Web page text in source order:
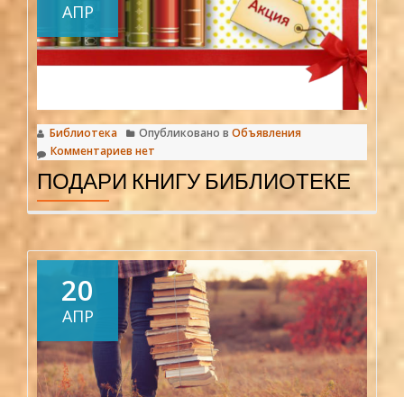
АПР
Библиотека Опубликовано в Объявления
Комментариев нет
ПОДАРИ КНИГУ БИБЛИОТЕКЕ
20
АПР